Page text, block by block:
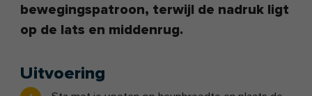
bewegingspatroon, terwijl de nadruk ligt
op de lats en middenrug.
Uitvoering